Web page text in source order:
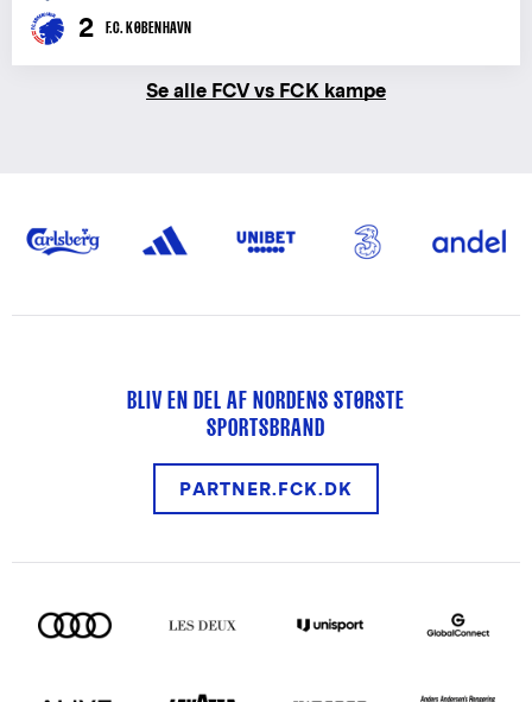
2 F.C. KØBENHAVN
Se alle FCV vs FCK kampe
BLIV EN DEL AF NORDENS STØRSTE
SPORTSBRAND
PARTNER.FCK.DK